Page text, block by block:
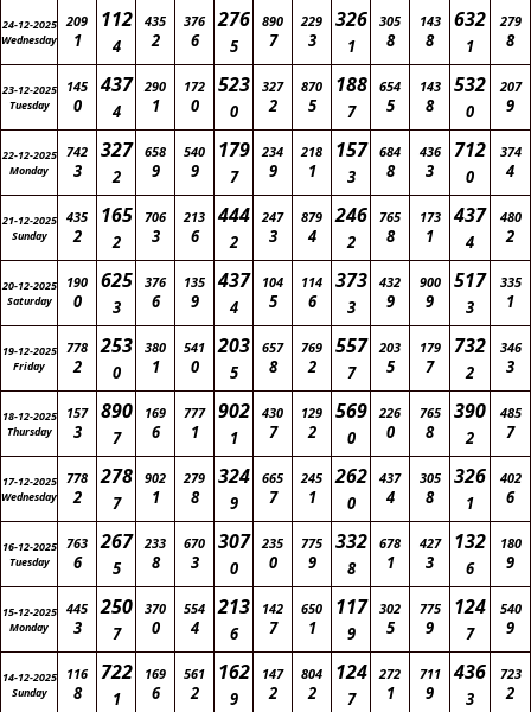
24-12-2025
Wednesday
209
1
112
4
435
2
376
6
276
5
890
7
229
3
326
1
305
8
143
8
632
1
279
8
23-12-2025
Tuesday
145
0
437
4
290
1
172
0
523
0
327
2
870
5
188
7
654
5
143
8
532
0
207
9
22-12-2025
Monday
742
3
327
2
658
9
540
9
179
7
234
9
218
1
157
3
684
8
436
3
712
0
374
4
21-12-2025
Sunday
435
2
165
2
706
3
213
6
444
2
247
3
879
4
246
2
765
8
173
1
437
4
480
2
20-12-2025
Saturday
190
0
625
3
376
6
135
9
437
4
104
5
114
6
373
3
432
9
900
9
517
3
335
1
19-12-2025
Friday
778
2
253
0
380
1
541
0
203
5
657
8
769
2
557
7
203
5
179
7
732
2
346
3
18-12-2025
Thursday
157
3
890
7
169
6
777
1
902
1
430
7
129
2
569
0
226
0
765
8
390
2
485
7
17-12-2025
Wednesday
778
2
278
7
902
1
279
8
324
9
665
7
245
1
262
0
437
4
305
8
326
1
402
6
16-12-2025
Tuesday
763
6
267
5
233
8
670
3
307
0
235
0
775
9
332
8
678
1
427
3
132
6
180
9
15-12-2025
Monday
445
3
250
7
370
0
554
4
213
6
142
7
650
1
117
9
302
5
775
9
124
7
540
9
14-12-2025
Sunday
116
8
722
1
169
6
561
2
162
9
147
2
804
2
124
7
272
1
711
9
436
3
723
2